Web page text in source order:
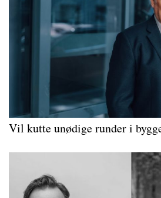
Vil kutte unødige runder i